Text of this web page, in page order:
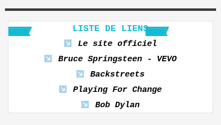
LISTE DE LIENS
Le site officiel
Bruce Springsteen - VEVO
Backstreets
Playing For Change
Bob Dylan